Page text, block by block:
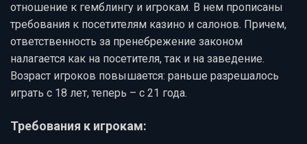
отношение к гемблингу и игрокам. В нем прописаны
требования к посетителям казино и салонов. Причем,
ответственность за пренебрежение законом
налагается как на посетителя, так и на заведение.
Возраст игроков повышается: раньше разрешалось
играть с 18 лет, теперь – с 21 года.
Требования к игрокам: